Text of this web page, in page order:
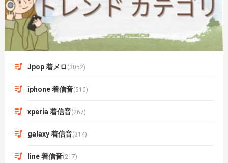
Jpop 着メロ (3052)
iphone 着信音(510)
xperia 着信音(267)
galaxy 着信音(314)
line 着信音(217)